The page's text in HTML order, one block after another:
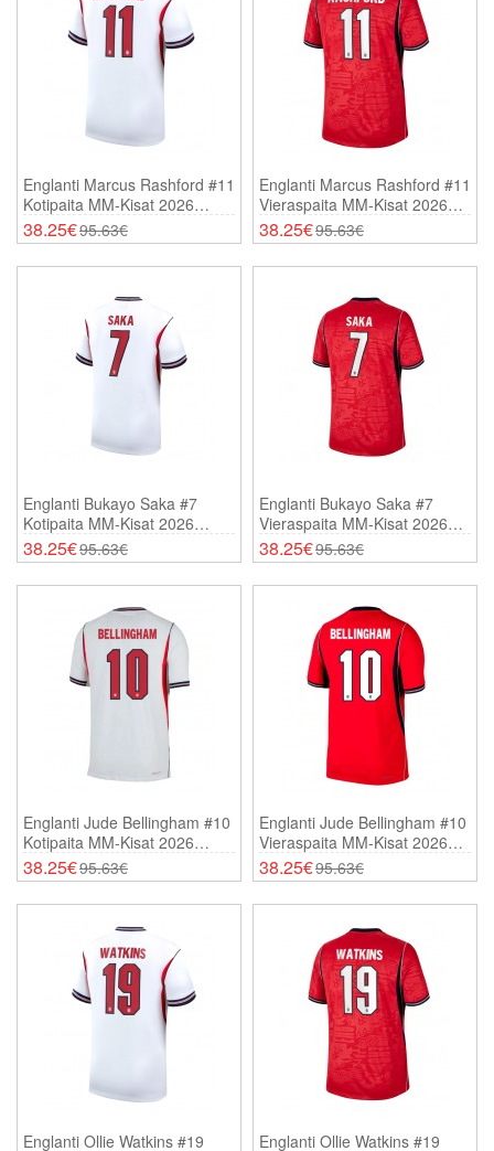
Englanti Marcus Rashford #11
Kotipaita MM-Kisat 2026
Lyhythihainen
38.25€95.63€
Englanti Marcus Rashford #11
Vieraspaita MM-Kisat 2026
Lyhythihainen
38.25€95.63€
Englanti Bukayo Saka #7
Kotipaita MM-Kisat 2026
Lyhythihainen
38.25€95.63€
Englanti Bukayo Saka #7
Vieraspaita MM-Kisat 2026
Lyhythihainen
38.25€95.63€
Englanti Jude Bellingham #10
Kotipaita MM-Kisat 2026
Lyhythihainen
38.25€95.63€
Englanti Jude Bellingham #10
Vieraspaita MM-Kisat 2026
Lyhythihainen
38.25€95.63€
Englanti Ollie Watkins #19
Englanti Ollie Watkins #19